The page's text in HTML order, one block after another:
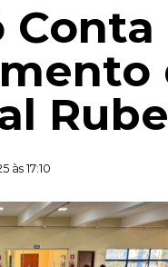
às 17:10